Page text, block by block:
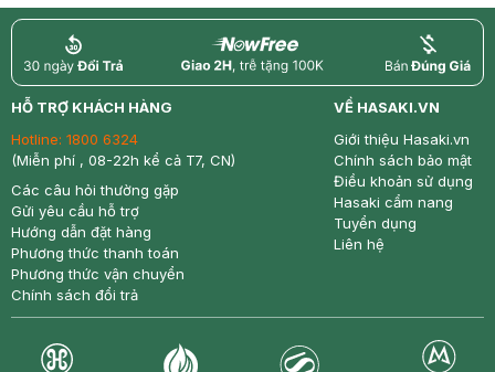
return nowfree price
HỖ TRỢ KHÁCH HÀNG
Hotline: 1800 6324
(Miễn phí , 08-22h kể cả T7, CN)
Các câu hỏi thường gặp
Gửi yêu cầu hỗ trợ
Hướng dẫn đặt hàng
Phương thức thanh toán
Phương thức vận chuyển
Chính sách đổi trả
VỀ HASAKI.VN
Giới thiệu Hasaki.vn
Chính sách bảo mật
Điều khoản sử dụng
Hasaki cẩm nang
Tuyển dụng
Liên hệ